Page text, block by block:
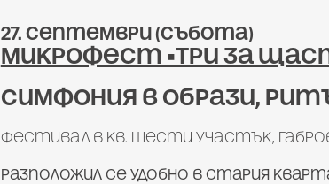
27. септември (събота)
Микрофест •Три за
Симфония в образи,
Фестивал в кв. Шести участък,
Разположил се удобно в стария